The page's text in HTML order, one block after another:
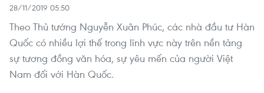
28/11/2019 05:50
Theo Thủ tướng Nguyễn Xuân Phúc, các nhà đầu tư Hàn
Quốc có nhiều lợi thế trong lĩnh vực này trên nền tảng
sự tương đồng văn hóa, sự yêu mến của người Việt
Nam đối với Hàn Quốc.